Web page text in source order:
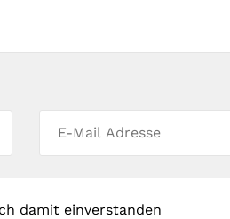
damit einverstanden